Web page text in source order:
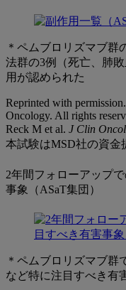
＊ペムブロリズマブ群
法群の3例（死亡、肺
用が認められた
Reprinted with
Oncology. All rights
Reck M et al. J Clin Oncol
本試験はMSD社の資金
2年間フォローアップ
事象（ASaT集団）
＊ペムブロリズマブ群
など特に注目すべき有